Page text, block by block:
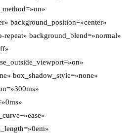
background_position=»center»
repeat» background_blend=»normal»
box_shadow_style=»none»